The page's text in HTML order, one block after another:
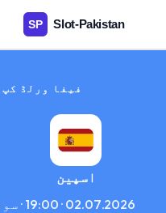
فیفا ورلڈ کپ 2026 · راؤنڈ آف 16
اسپین